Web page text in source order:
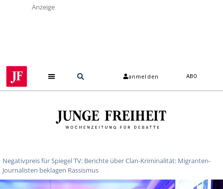
Anzeige
anmelden ABO
Negativpreis für Spiegel TV: Berichte über Clan-Kriminalität: Migranten-
Journalisten beklagen Rassismus